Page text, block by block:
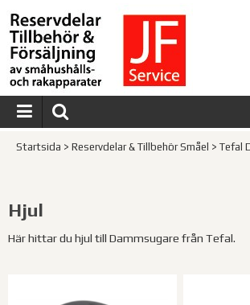
Startsida > Reservdelar & Tillbehör Småel > Tefal
Hjul
Här hittar du hjul till Dammsugare från Tefal.